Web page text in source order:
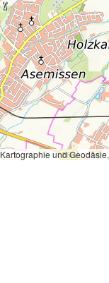
und Geodäsie,